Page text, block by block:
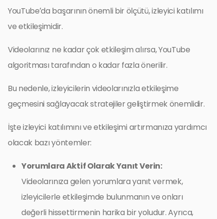
YouTube’da başarının önemli bir ölçütü, izleyici katılımı
ve etkileşimidir.
Videolarınız ne kadar çok etkileşim alırsa, YouTube
algoritması tarafından o kadar fazla önerilir.
Bu nedenle, izleyicilerin videolarınızla etkileşime
geçmesini sağlayacak stratejiler geliştirmek önemlidir.
İşte izleyici katılımını ve etkileşimi artırmanıza yardımcı
olacak bazı yöntemler:
Yorumlara Aktif Olarak Yanıt Verin:
Videolarınıza gelen yorumlara yanıt vermek,
izleyicilerle etkileşimde bulunmanın ve onları
değerli hissettirmenin harika bir yoludur. Ayrıca,